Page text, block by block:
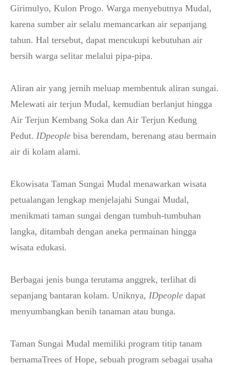
Girimulyo, Kulon Progo. Warga menyebutnya Mudal,
karena sumber air selalu memancarkan air sepanjang
tahun. Hal tersebut, dapat mencukupi kebutuhan air
bersih warga selitar melalui pipa-pipa.
Aliran air yang jernih meluap membentuk aliran sungai.
Melewati air terjun Mudal, kemudian berlanjut hingga
Air Terjun Kembang Soka dan Air Terjun Kedung
Pedut. IDpeople bisa berendam, berenang atau bermain
air di kolam alami.
Ekowisata Taman Sungai Mudal menawarkan wisata
petualangan lengkap menjelajahi Sungai Mudal,
menikmati taman sungai dengan tumbuh-tumbuhan
langka, ditambah dengan aneka permainan hingga
wisata edukasi.
Berbagai jenis bunga terutama anggrek, terlihat di
sepanjang bantaran kolam. Uniknya, IDpeople dapat
menyumbangkan benih tanaman atau bunga.
Taman Sungai Mudal memiliki program titip tanam
bernamaTrees of Hope, sebuah program sebagai usaha